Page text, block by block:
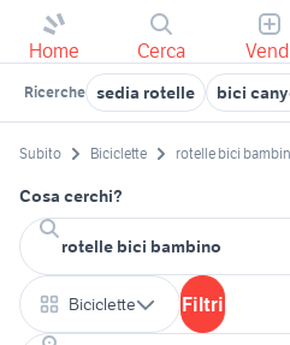
Home Cerca
Ricerche sedia rotelle bici
Subito Biciclette rotelle bici
Cosa cerchi?
Biciclette Filtri